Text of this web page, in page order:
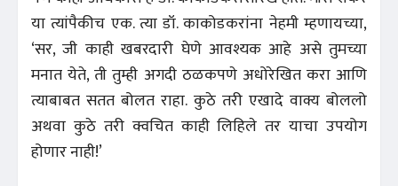
या त्यांपैकीच एक. त्या डॉ. काकोडकरांना नेहमी म्हणायच्या,
‘सर, जी काही खबरदारी घेणे आवश्यक आहे असे तुमच्या
मनात येते, ती तुम्ही अगदी ठळकपणे अधोरेखित करा आणि
त्याबाबत सतत बोलत राहा. कुठे तरी एखादे वाक्य बोललो
अथवा कुठे तरी क्वचित काही लिहिले तर याचा उपयोग
होणार नाही!’